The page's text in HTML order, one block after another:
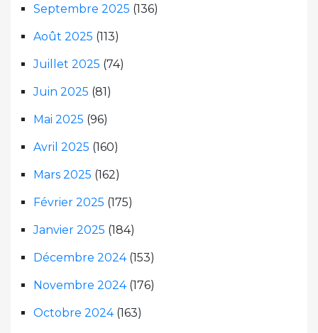
Septembre 2025 (136)
Août 2025 (113)
Juillet 2025 (74)
Juin 2025 (81)
Mai 2025 (96)
Avril 2025 (160)
Mars 2025 (162)
Février 2025 (175)
Janvier 2025 (184)
Décembre 2024(153)
Novembre 2024(176)
Octobre 2024(163)